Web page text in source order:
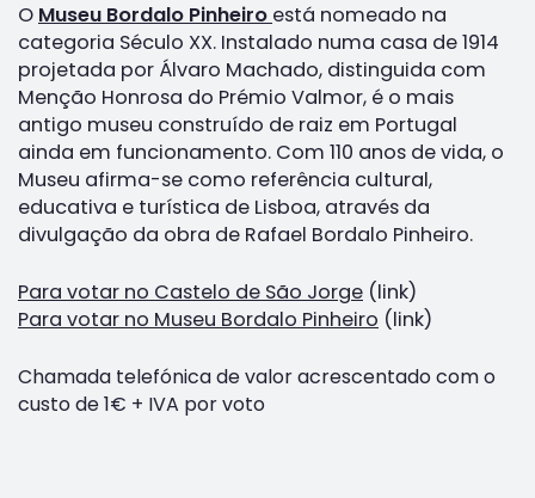
O Museu Bordalo Pinheiro está nomeado na
categoria Século XX. Instalado numa casa de 1914
projetada por Álvaro Machado, distinguida com
Menção Honrosa do Prémio Valmor, é o mais
antigo museu construído de raiz em Portugal
ainda em funcionamento. Com 110 anos de vida, o
Museu afirma-se como referência cultural,
educativa e turística de Lisboa, através da
divulgação da obra de Rafael Bordalo Pinheiro.
Para votar no Castelo de São Jorge (link)
Para votar no Museu Bordalo Pinheiro (link)
Chamada telefónica de valor acrescentado com o
custo de 1€ + IVA por voto